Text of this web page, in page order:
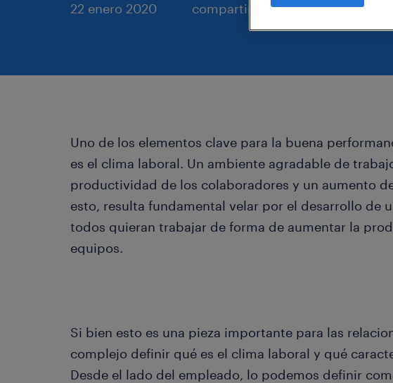
22 enero 2020 compartir en
Uno de los elementos clave para la buena
es el clima laboral. Un ambiente agradable de
productividad de los colaboradores y un aumento
esto, resulta fundamental velar por el desarrollo de
todos quieran trabajar de forma de aumentar la
equipos.
Si bien esto es una pieza importante para las
complejo definir qué es el clima laboral y qué
Desde el lado del empleado, lo podemos definir